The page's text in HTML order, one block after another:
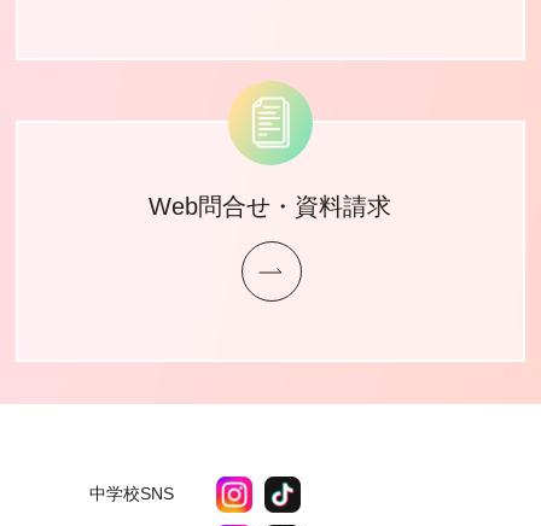
Web問合せ・資料請求
中学校SNS